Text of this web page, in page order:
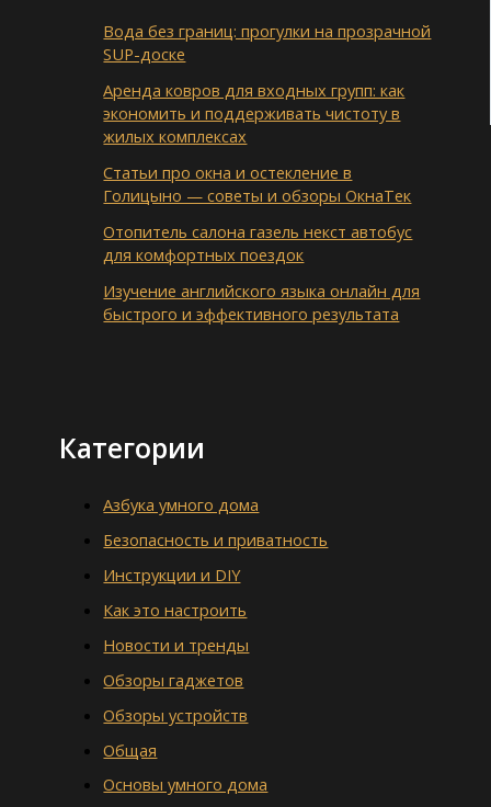
Вода без границ: прогулки на прозрачной
SUP-доске
Аренда ковров для входных групп: как
экономить и поддерживать чистоту в
жилых комплексах
Статьи про окна и остекление в
Голицыно — советы и обзоры ОкнаТек
Отопитель салона газель некст автобус
для комфортных поездок
Изучение английского языка онлайн для
быстрого и эффективного результата
Категории
Азбука умного дома
Безопасность и приватность
Инструкции и DIY
Как это настроить
Новости и тренды
Обзоры гаджетов
Обзоры устройств
Общая
Основы умного дома